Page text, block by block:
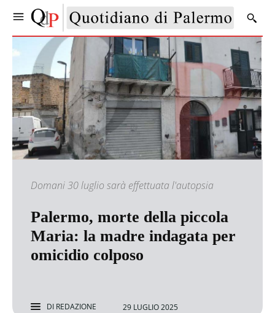
Domani 30 luglio sarà effettuata l'autopsia
Palermo, morte della piccola
Maria: la madre indagata per
omicidio colposo
DI REDAZIONE 29 LUGLIO 2025